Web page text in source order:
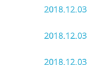
2018.12.03
2018.12.03
2018.12.03